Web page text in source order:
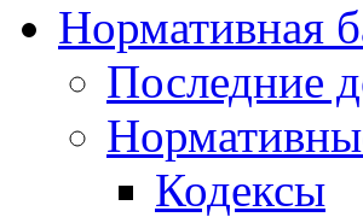
Нормативная
Последние
Кодексы